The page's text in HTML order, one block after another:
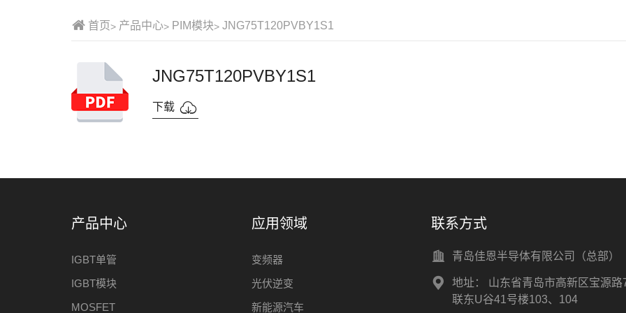
首页 产品中心 PIM模块 JNG75T120PVBY1S1
JNG75T120PVBY1S1
下载
产品中心
IGBT单管
IGBT模块
MOSFET
应用领域
变频器
光伏逆变
新能源汽车
联系方式
青岛佳恩半导体有限公司（总部）
地址：
山东省青岛市高新区宝源路
联东U谷41号楼103、104